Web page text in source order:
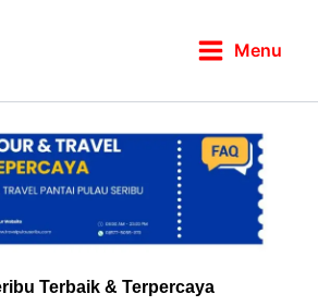
Menu
Terbaik & Terpercaya